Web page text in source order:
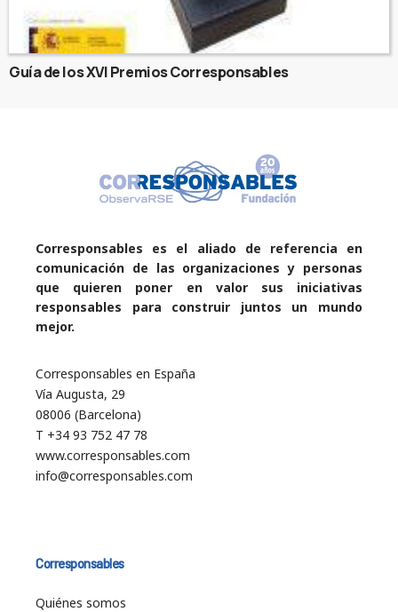
Guía de los XVI Premios Corresponsables
Corresponsables es el aliado de referencia en
comunicación de las organizaciones y personas
que quieren poner en valor sus iniciativas
responsables para construir juntos un mundo
mejor.
Corresponsables en España
Vía Augusta, 29
08006 (Barcelona)
T +34 93 752 47 78
www.corresponsables.com
info@corresponsables.com
Corresponsables
Quiénes somos